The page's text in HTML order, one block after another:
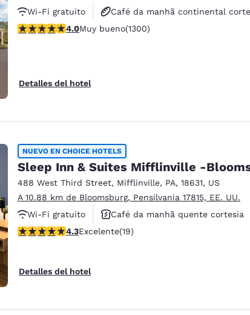
Wi-Fi gratuito
Café da manhã continental
Aceita animais de estimação
calificación de 4.01 estrellas. Muy bueno. 1300 reseñas
4.0Muy bueno(1300)
Detalles del hotel
NUEVO EN CHOICE HOTELS
Sleep Inn & Suites Mifflinville -
488 West Third Street, Mifflinville, PA, 18631, US
A 10.88 km de Bloomsburg, Pensilvania 17815, EE. UU.
Wi-Fi gratuito
Café da manhã quente cortesia
Aceita animais de estimação
calificación de 4.32 estrellas. Excelente. 19 reseñas
4.3Excelente(19)
Detalles del hotel